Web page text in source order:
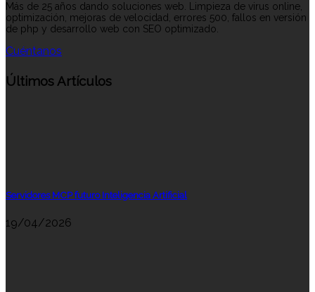
Más de 25 años dando soluciones web. Limpieza de virus online,
optimización, mejoras de velocidad, errores 500, fallos en versión
de php y desarrollo web con SEO optimizado.
Cuéntanos
Últimos Artículos
Servidores MCP futuro Inteligencia Artificial
19/04/2026